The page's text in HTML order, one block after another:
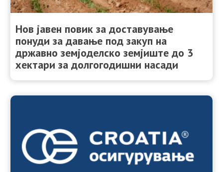
Нов јавен повик за доставување
понуди за давање под закуп на
државно земјоделско земјиште до 3
хектари за долгогодишни насади